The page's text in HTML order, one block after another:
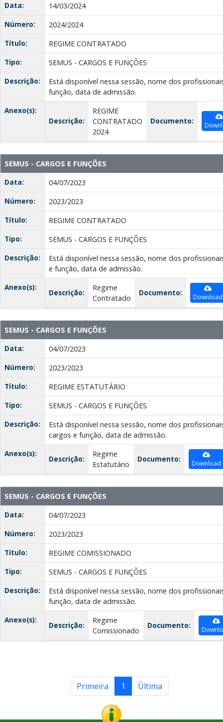
Data:
14/03/2024
Número:
2024/2024
Título:
REGIME CONTRATADO
Tipo:
SEMUS - CARGOS E FUNÇÕES
Descrição:
Está disponível nessa sessão, nome dos
função, data de admissão.
Anexo(s):
Descrição:
REGIME
CONTRATADO
2024
Documento:
SEMUS - CARGOS E FUNÇÕES
Data:
04/07/2023
Número:
2023/2023
Título:
REGIME CONTRATADO
Tipo:
SEMUS - CARGOS E FUNÇÕES
Descrição:
Está disponível nessa sessão, nome dos
e função, data de admissão.
Anexo(s):
Descrição:
Regime
Contratado
Documento: Download
SEMUS - CARGOS E FUNÇÕES
Data:
04/07/2023
Número:
2023/2023
Título:
REGIME ESTATUTÁRIO
Tipo:
SEMUS - CARGOS E FUNÇÕES
Descrição:
Está disponível nessa sessão, nome dos
cargos e função, data de admissão.
Anexo(s):
Descrição:
Regime
Estatutário
Documento: Download
SEMUS - CARGOS E FUNÇÕES
Data:
04/07/2023
Número:
2023/2023
Título:
REGIME COMISSIONADO
Tipo:
SEMUS - CARGOS E FUNÇÕES
Descrição:
Está disponível nessa sessão, nome dos
função, data de admissão.
Anexo(s):
Descrição:
Regime
Comissionado
Documento:
Primeira 1 Última